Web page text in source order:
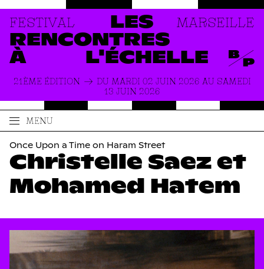
LES
RENCONTRES
À
L'ÉCHELLE
FESTIVAL MARSEILLE
21ÈME ÉDITION
DU MARDI 02 JUIN 2026 AU SAMEDI
13 JUIN 2026
MENU
ACCUEIL
PRODUCTIONS
À PROPOS
ACTUALITÉS
INFOS PRATIQUES
Christelle Saez et
Mohamed Hatem
Once Upon a Time on Haram Street